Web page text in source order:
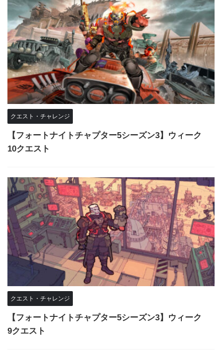
クエスト・チャレンジ
【フォートナイトチャプター5シーズン3】ウィーク
10クエスト
クエスト・チャレンジ
【フォートナイトチャプター5シーズン3】ウィーク
9クエスト